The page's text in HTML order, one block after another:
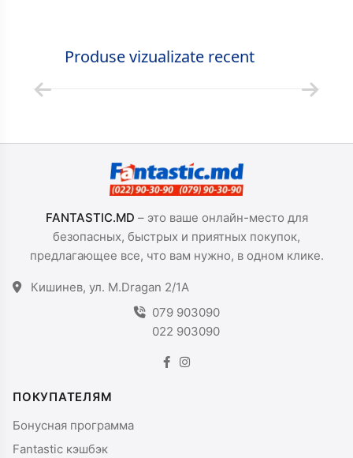
Produse vizualizate recent
FANTASTIC.MD – это ваше онлайн-место для
безопасных, быстрых и приятных покупок,
предлагающее все, что вам нужно, в одном клике.
Кишинев, ул. M.Dragan 2/1A
079 903090
022 903090
ПОКУПАТЕЛЯМ
Бонусная программа
Fantastic кэшбэк